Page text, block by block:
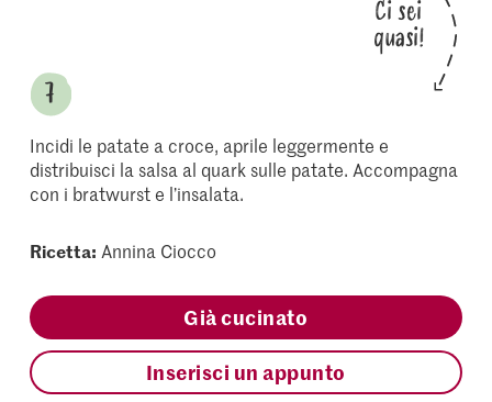
Ci sei
quasi!
Incidi le patate a croce, aprile leggermente e
distribuisci la salsa al quark sulle patate. Accompagna
con i bratwurst e l’insalata.
Ricetta: Annina Ciocco
Già cucinato
Inserisci un appunto